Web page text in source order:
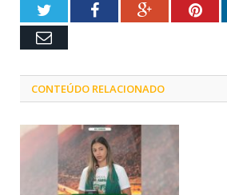
TwitterFacebookGoogle+
Email
CONTEÚDO RELACIONADO